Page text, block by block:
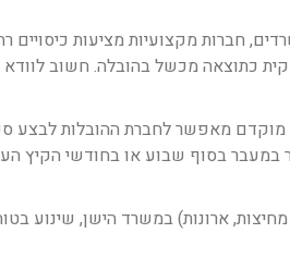
חברות מקצועיות מציעות כיסויים
כתוצאה מכשל בהובלה. חשוב
מאפשר לחברת ההובלות לבצע
במעבר בסוף שבוע או בחודשי הקיץ
ארונות) במשרד הישן, שינוע